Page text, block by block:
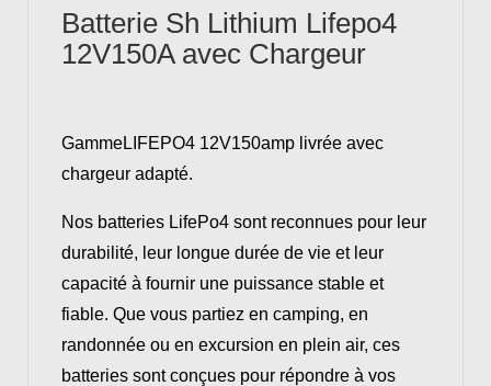
Batterie Sh Lithium Lifepo4
12V150A avec Chargeur
GammeLIFEPO4 12V150amp livrée avec
chargeur adapté.
Nos batteries LifePo4 sont reconnues pour leur
durabilité, leur longue durée de vie et leur
capacité à fournir une puissance stable et
fiable. Que vous partiez en camping, en
randonnée ou en excursion en plein air, ces
batteries sont conçues pour répondre à vos